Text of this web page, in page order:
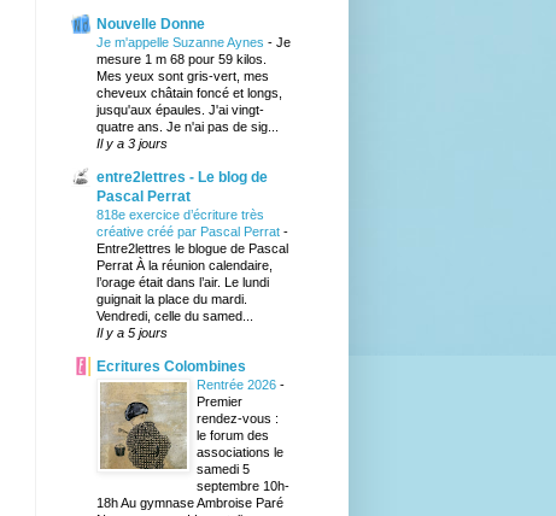
Nouvelle Donne
Je m'appelle Suzanne Aynes - Je
mesure 1 m 68 pour 59 kilos.
Mes yeux sont gris-vert, mes
cheveux châtain foncé et longs,
jusqu'aux épaules. J'ai vingt-
quatre ans. Je n'ai pas de sig...
Il y a 3 jours
entre2lettres - Le blog de
Pascal Perrat
818e exercice d’écriture très
créative créé par Pascal Perrat -
Entre2lettres le blogue de Pascal
Perrat À la réunion calendaire,
l’orage était dans l’air. Le lundi
guignait la place du mardi.
Vendredi, celle du samed...
Il y a 5 jours
Ecritures Colombines
Rentrée 2026 -
Premier
rendez-vous :
le forum des
associations le
samedi 5
septembre 10h-
18h Au gymnase Ambroise Paré